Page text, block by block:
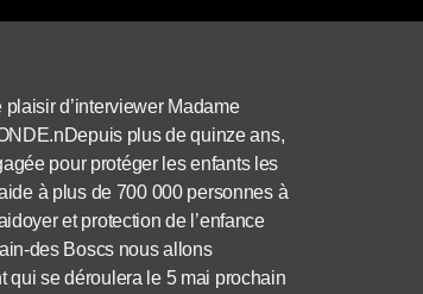
d’interviewer Madame
plus de quinze ans,
pour protéger les enfants les
à plus de 700 000 personnes à
et protection de l’enfance
des Boscs nous allons
qui se déroulera le 5 mai prochain